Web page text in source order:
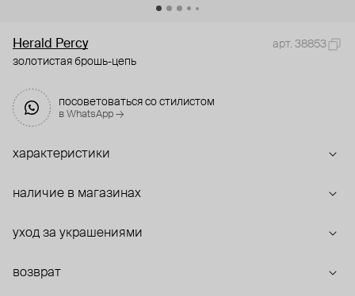
Herald Percy
арт. 38853
золотистая брошь-цепь
посоветоваться со стилистом
в WhatsApp →
характеристики
наличие в магазинах
уход за украшениями
возврат